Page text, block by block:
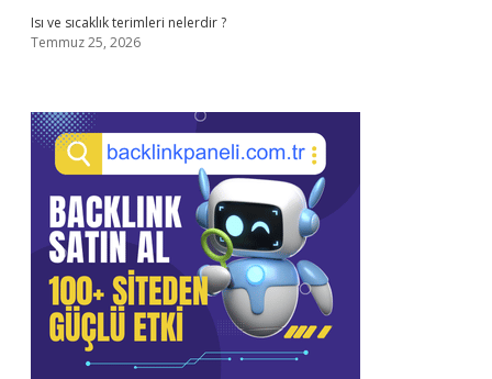
Isı ve sıcaklık terimleri nelerdir ?
Temmuz 25, 2026